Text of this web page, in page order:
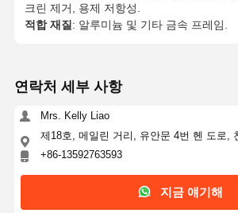
크린 제거, 용제 저항성.
적합 재질 : 알루미늄 및 기타 금속 프레임.
연락처 세부 사항
Mrs. Kelly Liao
제18호, 메일린 거리, 유안문 4번 헨 도로,
+86-13592763593
지금 얘기해